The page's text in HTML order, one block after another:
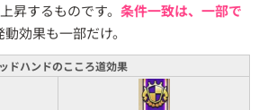
昇するものです。 条件一致は、一部で
効果も一部だけ。
ドハンドのこころ道効果